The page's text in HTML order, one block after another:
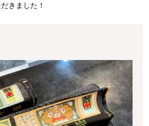
きました！